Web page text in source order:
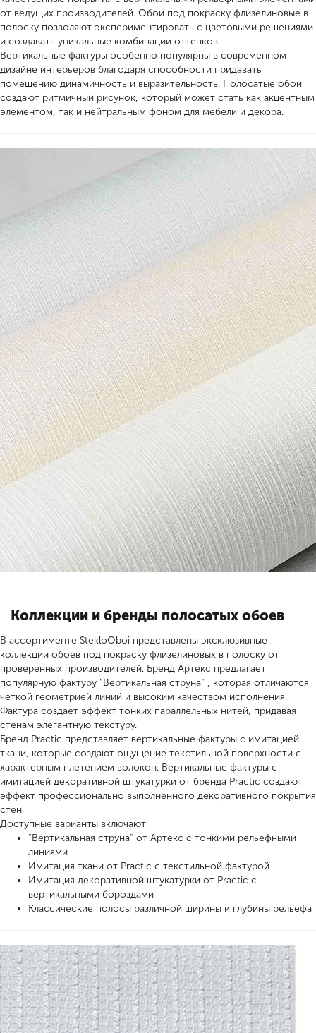
от ведущих производителей. Обои под покраску флизелиновые в
полоску позволяют экспериментировать с цветовыми решениями
и создавать уникальные комбинации оттенков.
Вертикальные фактуры особенно популярны в современном
дизайне интерьеров благодаря способности придавать
помещению динамичность и выразительность. Полосатые обои
создают ритмичный рисунок, который может стать как акцентным
элементом, так и нейтральным фоном для мебели и декора.
Коллекции и бренды полосатых обоев
В ассортименте StekloOboi представлены эксклюзивные
коллекции обоев под покраску флизелиновых в полоску от
проверенных производителей. Бренд Артекс предлагает
популярную фактуру "Вертикальная струна" , которая отличаются
четкой геометрией линий и высоким качеством исполнения.
Фактура создает эффект тонких параллельных нитей, придавая
стенам элегантную текстуру.
Бренд Practic представляет вертикальные фактуры с имитацией
ткани, которые создают ощущение текстильной поверхности с
характерным плетением волокон. Вертикальные фактуры с
имитацией декоративной штукатурки от бренда Practic создают
эффект профессионально выполненного декоративного покрытия
стен.
Доступные варианты включают:
"Вертикальная струна" от Артекс с тонкими рельефными
линиями
Имитация ткани от Practic с текстильной фактурой
Имитация декоративной штукатурки от Practic с
вертикальными бороздами
Классические полосы различной ширины и глубины рельефа